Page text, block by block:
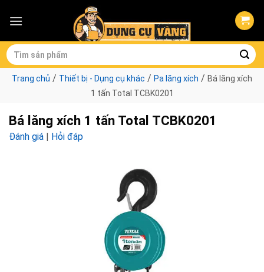
Tìm
kiếm:
Trang chủ / Thiết bị - Dụng cụ khác / Pa lăng xích / Bá lăng xích
1 tấn Total TCBK0201
Bá lăng xích 1 tấn Total TCBK0201
Đánh giá | Hỏi đáp